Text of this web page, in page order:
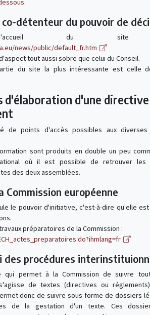
.
détenteur du pouvoir de
du
news/public/default_fr.htm
tout aussi sobre que celui du Conseil.
du site la plus intéressante est celle
d'élaboration d'une
de points d'accès possibles aux diverses
sont produits en double un peu
où il est possible de retrouver les
des deux assemblées.
Commission européenne
le pouvoir d'initiative, c'est-à-dire qu'elle
préparatoires de la Commission :
des procédures
permet à la Commission de suivre
de textes (directives ou
donc de suivre sous forme de dossiers
de la gestation d'un texte. Ces